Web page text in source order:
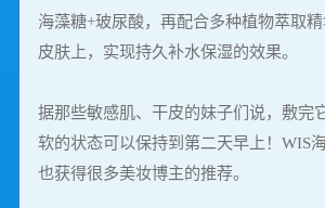
海藻糖+玻尿酸，再配合多种植物萃取
皮肤上，实现持久补水保湿的效果。
据那些敏感肌、干皮的妹子们说，敷完
软的状态可以保持到第二天早上！WIS
也获得很多美妆博主的推荐。